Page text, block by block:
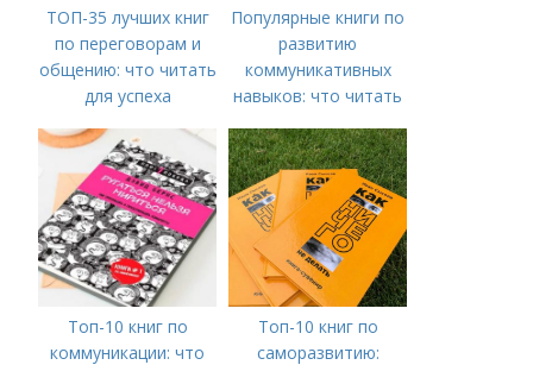
ТОП-35 лучших книг
по переговорам и
общению: что читать
для успеха
Популярные книги по
развитию
коммуникативных
навыков: что читать
общения
Топ-10 книг по
коммуникации: что
Топ-10 книг по
саморазвитию: